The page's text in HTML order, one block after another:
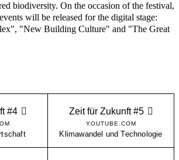
biodiversity. On the occasion of the festival,
will be released for the digital stage:
"New Building Culture" and "The Great
#4 Zeit für Zukunft #5
YOUTUBE.COM
Klimawandel und Technologie